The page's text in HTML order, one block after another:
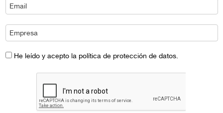
He leído y acepto la política de protección de datos.